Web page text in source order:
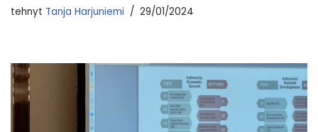
tehnyt Tanja Harjuniemi 29/01/2024